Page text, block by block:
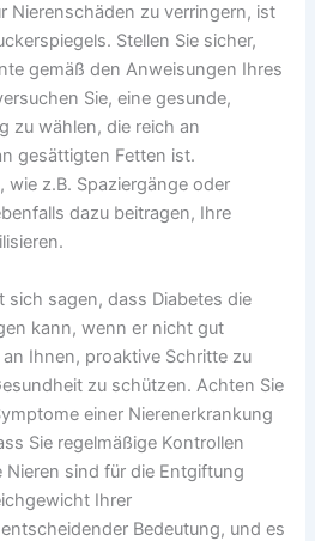
Nierenschäden zu verringern, ist
Stellen Sie sicher,
gemäß den Anweisungen Ihres
Sie, eine gesunde,
zu wählen, die reich an
gesättigten Fetten ist.
wie z.B. Spaziergänge oder
dazu beitragen, Ihre
sich sagen, dass Diabetes die
kann, wenn er nicht gut
Ihnen, proaktive Schritte zu
zu schützen. Achten Sie
einer Nierenerkrankung
Sie regelmäßige Kontrollen
sind für die Entgiftung
Ihrer
Bedeutung, und es